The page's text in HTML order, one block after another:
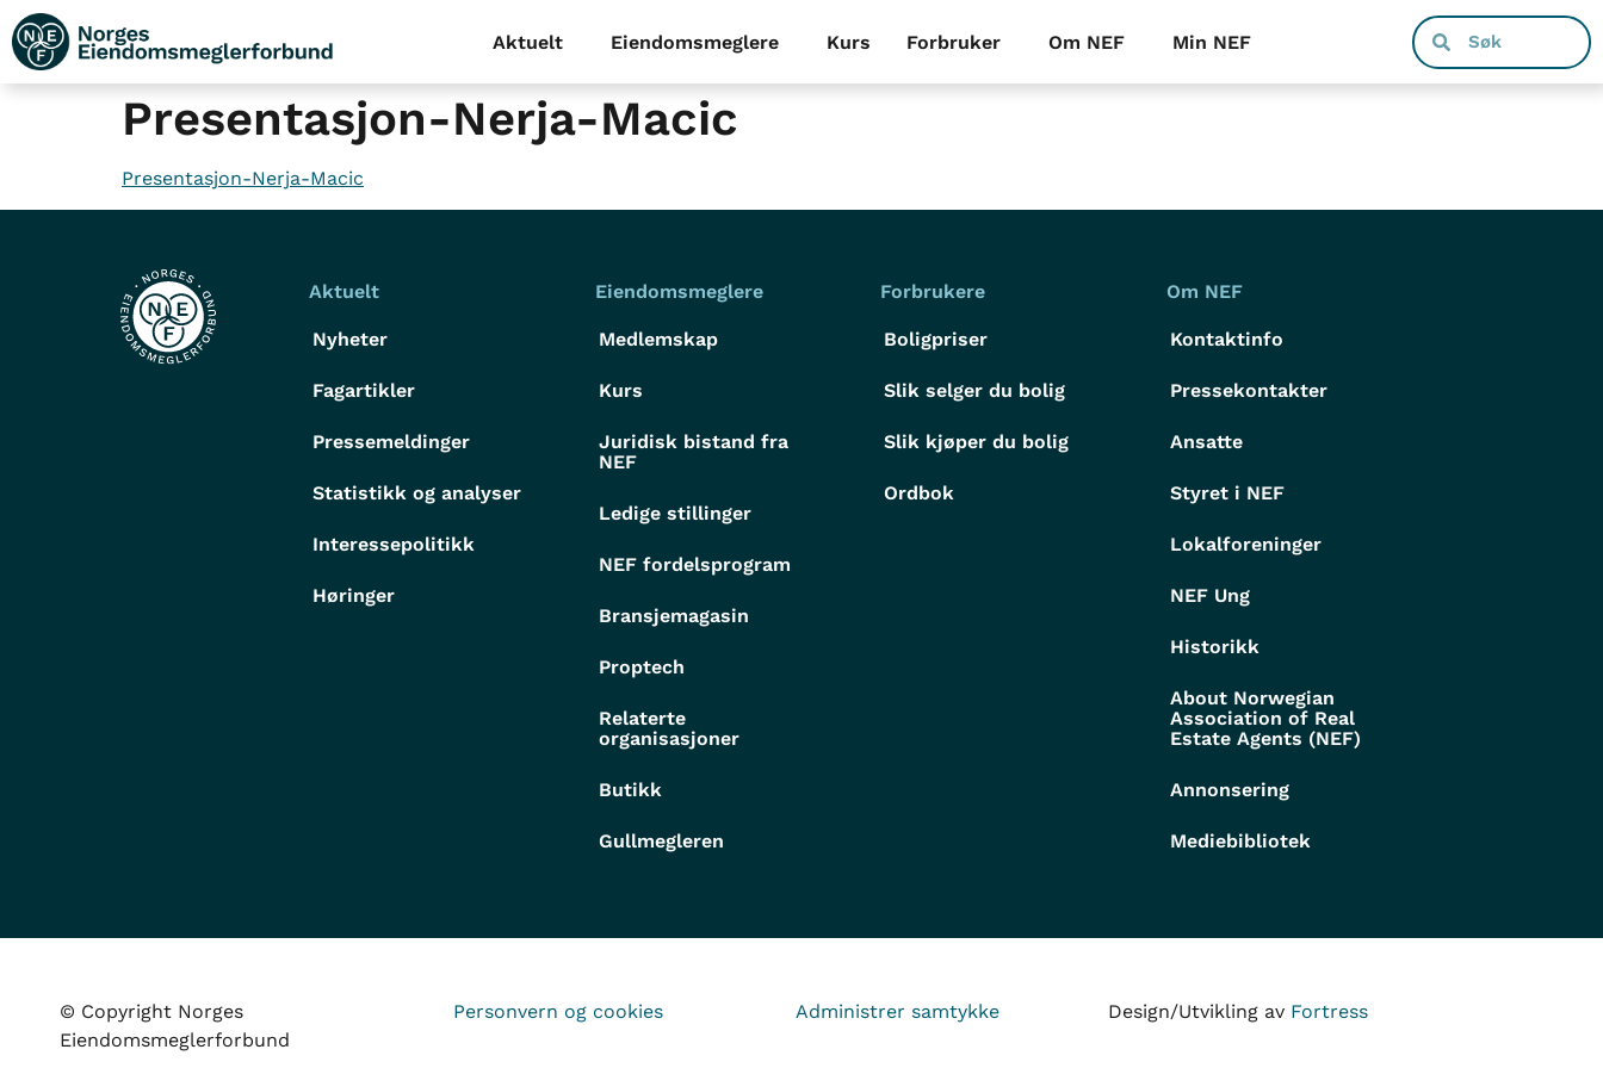
Aktuelt Eiendomsmeglere Kurs Forbruker Om NEF Min NEF
Presentasjon-Nerja-Macic
Presentasjon-Nerja-Macic
Aktuelt
Nyheter
Fagartikler
Pressemeldinger
Statistikk og analyser
Interessepolitikk
Høringer
Eiendomsmeglere
Medlemskap
Kurs
Juridisk bistand fra
NEF
Ledige stillinger
NEF fordelsprogram
Bransjemagasin
Proptech
Relaterte
organisasjoner
Butikk
Gullmegleren
Forbrukere
Boligpriser
Slik selger du bolig
Slik kjøper du bolig
Ordbok
Om NEF
Kontaktinfo
Pressekontakter
Ansatte
Styret i NEF
Lokalforeninger
NEF Ung
Historikk
About Norwegian
Association of Real
Estate Agents (NEF)
Annonsering
Mediebibliotek
© Copyright Norges
Eiendomsmeglerforbund
Personvern og cookies Administrer samtykke Design/Utvikling av Fortress